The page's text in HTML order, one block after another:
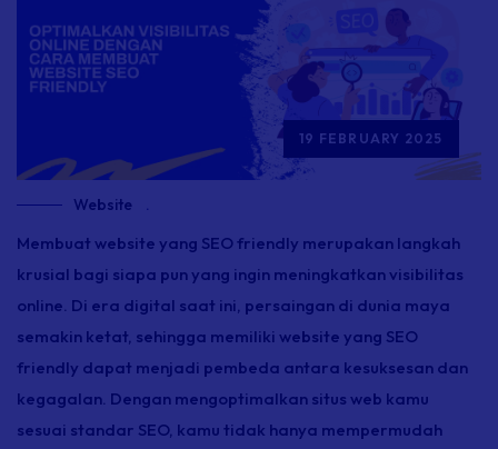
19 FEBRUARY 2025
Website .
Membuat website yang SEOfriendly merupakan langkah
krusial bagi siapa pun yang ingin meningkatkan visibilitas
online. Di era digital saat ini, persaingan di dunia maya
semakin ketat, sehingga memiliki website yang SEO
friendly dapat menjadi pembeda antara kesuksesan dan
kegagalan. Dengan mengoptimalkan situs web kamu
sesuai standar SEO, kamu tidak hanya mempermudah